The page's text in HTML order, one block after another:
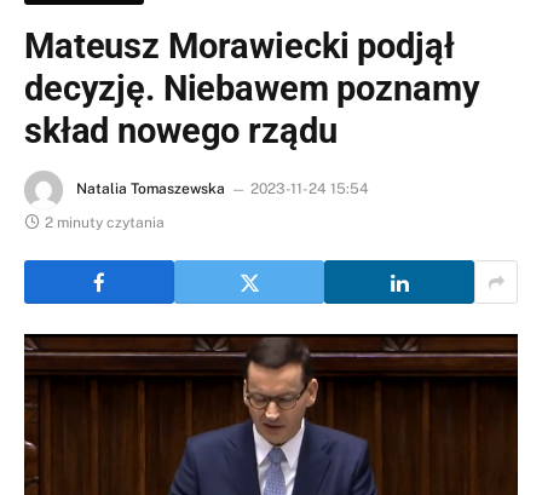
Mateusz Morawiecki podjął
decyzję. Niebawem poznamy
skład nowego rządu
Natalia Tomaszewska
2023-11-24 15:54
2 minuty czytania